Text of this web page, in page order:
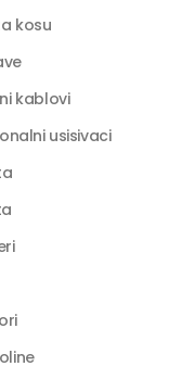
kosu
kablovi
usisivaci